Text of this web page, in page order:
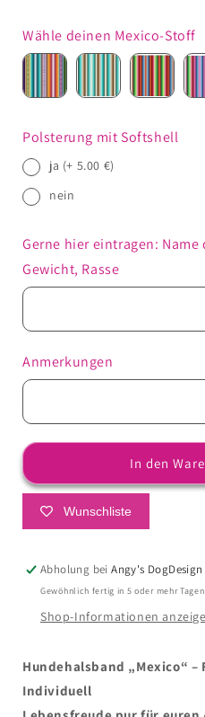
Wähle deinen Mexico-Stoff
multi türkis
Polsterung mit Softshell
ja (+ 5.00 €)
nein
Gerne hier eintragen:
Gewicht, Rasse
Anmerkungen
In den
Wunschliste
Abholung beiAngy's DogDesign
Gewöhnlich fertig in 5 oder mehr Tagen
Shop-Informationen
Hundehalsband „Mexico“ –
Individuell